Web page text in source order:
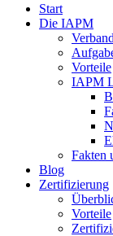
Start
Die IAPM
Vorteile
IAPM
Fakten
Blog
Zertifizierung
Vorteile